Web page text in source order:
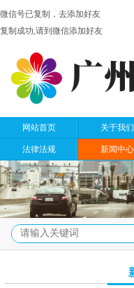
微信号已复制，去添加好友
复制成功,请到微信添加好友
网站首页 关于我们
法律法规 新闻中心